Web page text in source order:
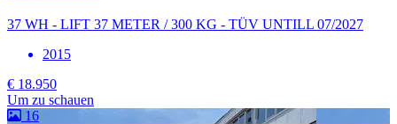
37 WH - LIFT 37 METER / 300 KG - TÜV UNTILL 07/2027
2015
€ 18.950
Um zu schauen
16